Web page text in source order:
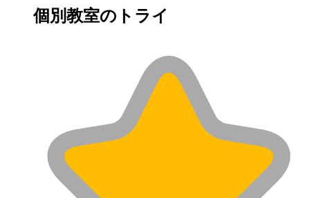
個別教室のトライ